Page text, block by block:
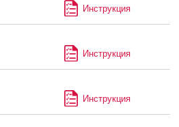
Инструкция
Инструкция
Инструкция